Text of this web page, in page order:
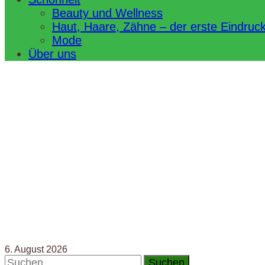
Beauty und Wellness
Haut, Haare, Zähne – der erste
Mode
Über uns
6. August 2026
Suchen